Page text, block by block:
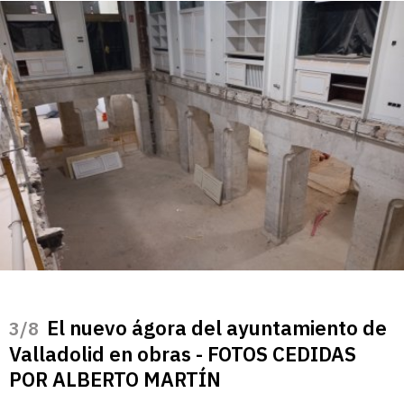
/8 El nuevo ágora del ayuntamiento de
Valladolid en obras - FOTOS CEDIDAS
POR ALBERTO MARTÍN